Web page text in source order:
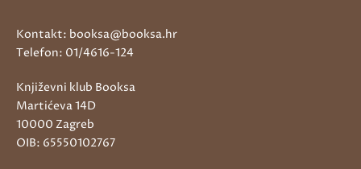
Kontakt: booksa@booksa.hr
Telefon: 01/4616-124
Književni klub Booksa
Martićeva 14D
10000 Zagreb
OIB: 65550102767